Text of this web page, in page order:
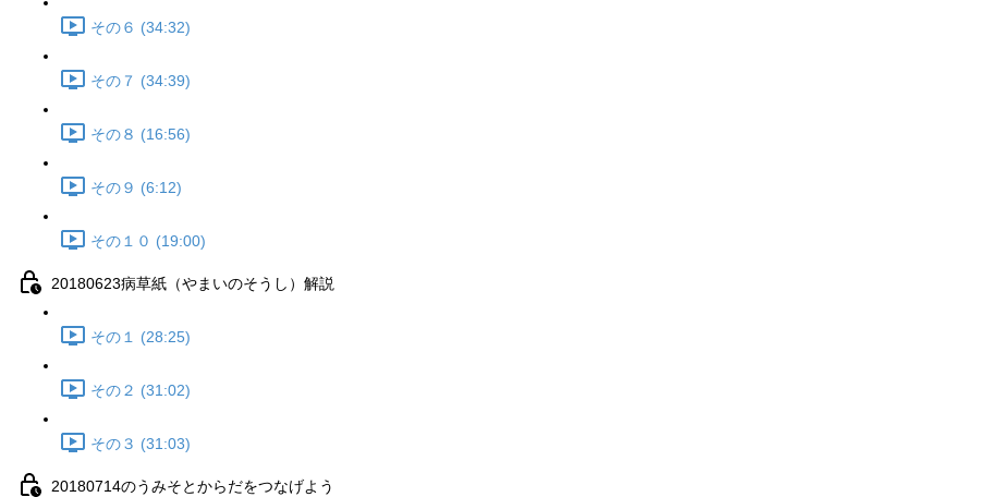
その６ (34:32)
その７ (34:39)
その８ (16:56)
その９ (6:12)
その１０ (19:00)
20180623病草紙（やまいのそうし）解説
その１ (28:25)
その２ (31:02)
その３ (31:03)
20180714のうみそとからだをつなげよう